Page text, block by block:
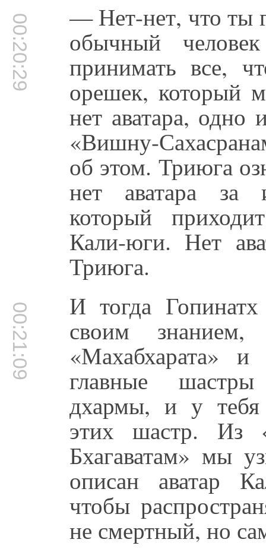
00:20:29 — Нет-нет, что ты
обычный
принимать все,
орешек, который
нет аватара,
«Вишну-
об этом. Триюга
нет аватара за
который
Кали-юги. Нет
Триюга.
00:21:09 И тогда
своим
«Махабхарата»
главные шастры
дхармы, и у тебя
этих шастр. Из
Бхагаватам» мы
описан аватар
чтобы
не смертный, но